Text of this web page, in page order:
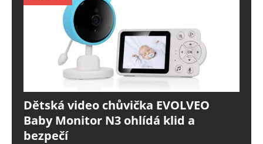
Dětská video chůvička EVOLVEO
Baby Monitor N3 ohlídá klid a
bezpečí